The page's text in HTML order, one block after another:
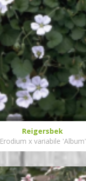
Reigersbek
Erodium x variabile 'Album'